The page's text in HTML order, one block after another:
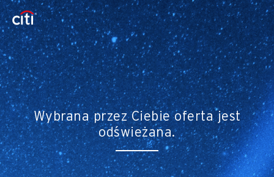
Wybrana przez Ciebie oferta jest
odświeżana.